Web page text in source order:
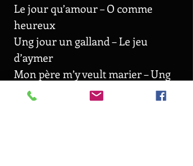
Le jour qu’amour – O comme
heureux
Ung jour un galland – Le jeu
d’aymer
Mon père m’y veult marier – Ung
jour que Madame dormoit